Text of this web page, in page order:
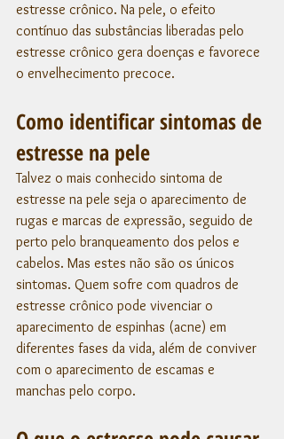
estresse crônico. Na pele, o efeito
contínuo das substâncias liberadas pelo
estresse crônico gera doenças e favorece
o envelhecimento precoce.
Como identificar sintomas de
estresse na pele
Talvez o mais conhecido sintoma de
estresse na pele seja o aparecimento de
rugas e marcas de expressão, seguido de
perto pelo branqueamento dos pelos e
cabelos. Mas estes não são os únicos
sintomas. Quem sofre com quadros de
estresse crônico pode vivenciar o
aparecimento de espinhas (acne) em
diferentes fases da vida, além de conviver
com o aparecimento de escamas e
manchas pelo corpo.